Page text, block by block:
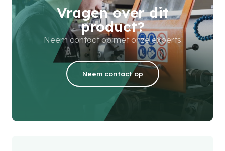
Vragen over dit
product?
Neem contact op met onze experts
Neem contact op